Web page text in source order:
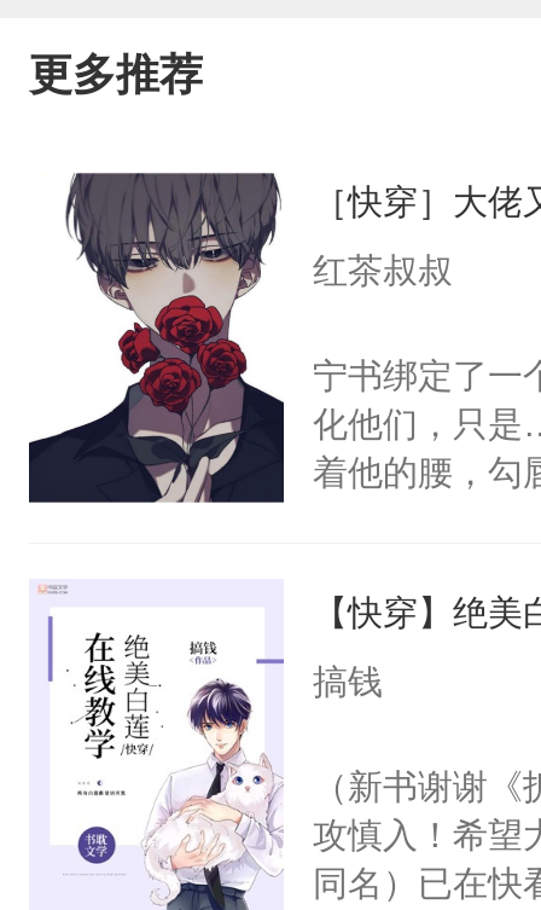
更多推荐
［快穿］大
红茶叔叔
宁书绑定了一
化他们，只是
着他的腰，勾
来，给老公
用力——为你
【快穿】绝
搞钱
（新书谢谢
攻慎入！希望
同名）已在快